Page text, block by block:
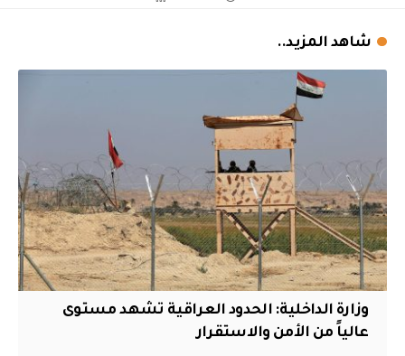
شاهد المزيد..
وزارة الداخلية: الحدود العراقية تشهد مستوى
عالياً من الأمن والاستقرار